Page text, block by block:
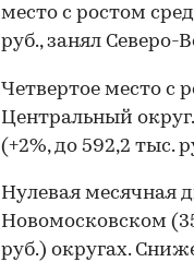
место с ростом
руб., занял Северо-
Четвертое место с
Центральный
(+2%, до 592,2 тыс.
Нулевая месячная
Новомосковском
руб.) округах.